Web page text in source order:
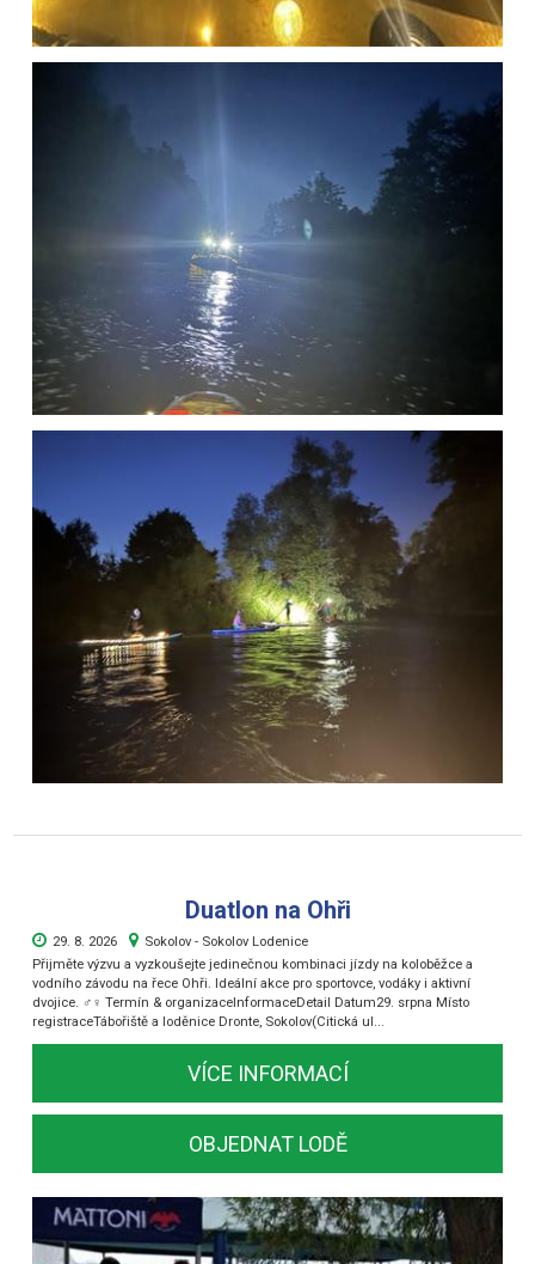
Duatlon na Ohři
29. 8. 2026
Sokolov - Sokolov Lodenice
Přijměte výzvu a vyzkoušejte jedinečnou kombinaci jízdy na koloběžce a
vodního závodu na řece Ohři. Ideální akce pro sportovce, vodáky i aktivní
dvojice. ‍♂️‍♀️ Termín & organizaceInformaceDetail Datum29. srpna Místo
registraceTábořiště a loděnice Dronte, Sokolov(Citická ul...
VÍCE INFORMACÍ
OBJEDNAT LODĚ